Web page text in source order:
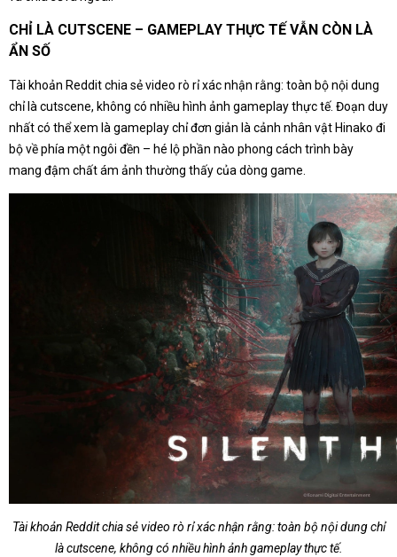
CHỈ LÀ CUTSCENE – GAMEPLAY THỰC TẾ VẪN CÒN LÀ
ẨN SỐ
Tài khoản Reddit chia sẻ video rò rỉ xác nhận rằng: toàn bộ nội dung
chỉ là cutscene, không có nhiều hình ảnh gameplay thực tế. Đoạn duy
nhất có thể xem là gameplay chỉ đơn giản là cảnh nhân vật Hinako đi
bộ về phía một ngôi đền – hé lộ phần nào phong cách trình bày
mang đậm chất ám ảnh thường thấy của dòng game.
Tài khoản Reddit chia sẻ video rò rỉ xác nhận rằng: toàn bộ nội dung chỉ
là cutscene, không có nhiều hình ảnh gameplay thực tế.